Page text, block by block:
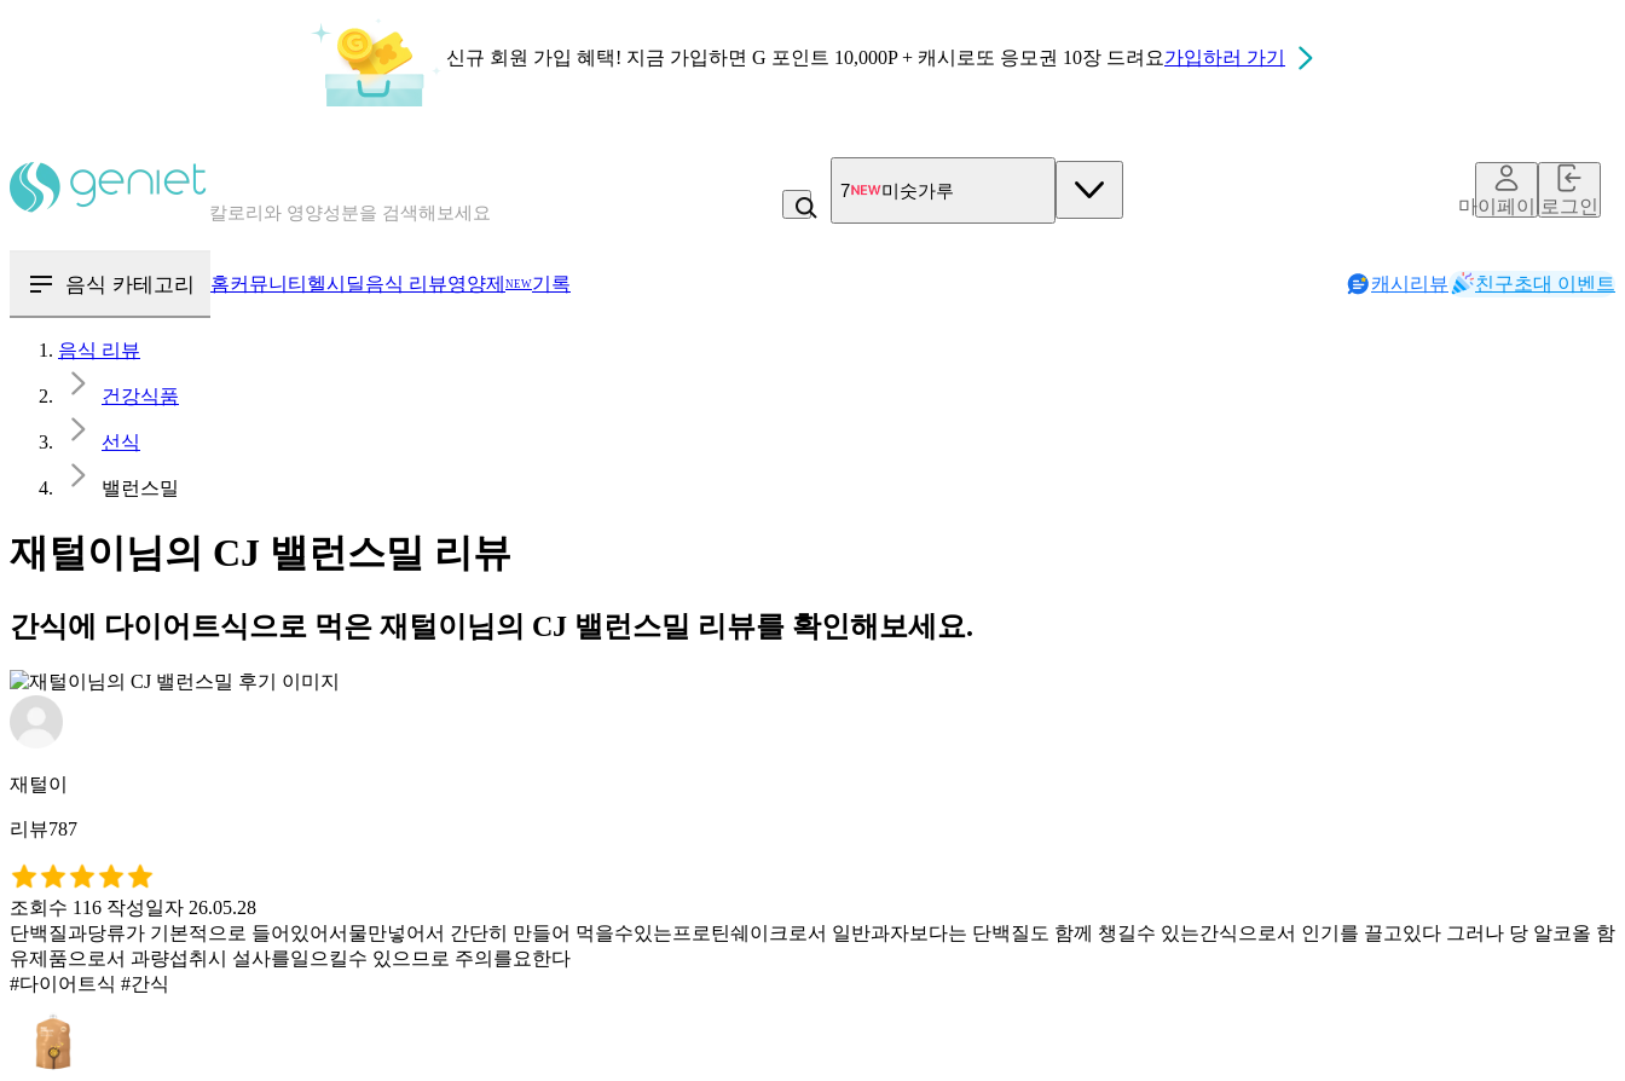
신규 회원 가입 혜택! 지금 가입하면 G 포인트 10,000P + 캐시로또 응모권 10장 드려요가입하러 가기
혈당 · 다이어트 음식 검색해보세요
7 미숫가루
마이페이지로그인
음식 카테고리 홈커뮤니티 헬시딜음식 리뷰영양제 NEW기록 캐시리뷰 친구초대 이벤트
음식 리뷰
건강식품
선식
밸런스밀
재털이님의 CJ 밸런스밀 리뷰
간식에 다이어트식으로 먹은 재털이님의 CJ 밸런스밀 리뷰를 확인해보세요.
재털이
리뷰787
조회수 116 작성일자 26.05.28
단백질과당류가 기본적으로 들어있어서물만넣어서 간단히 만들어 먹을수있는프로틴쉐이크로서 일반과자보다는 단백질도 함께 챙길수 있는간식으로서 인기를 끌고있다 그러나 당 알코올 함
유제품으로서 과량섭취시 설사를일으킬수 있으므로 주의를요한다
#다이어트식 #간식